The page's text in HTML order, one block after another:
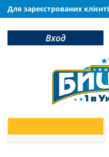
Для зареєстрованих
Вход